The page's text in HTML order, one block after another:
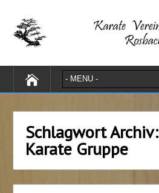
Schlagwort Archiv:
Karate Gruppe